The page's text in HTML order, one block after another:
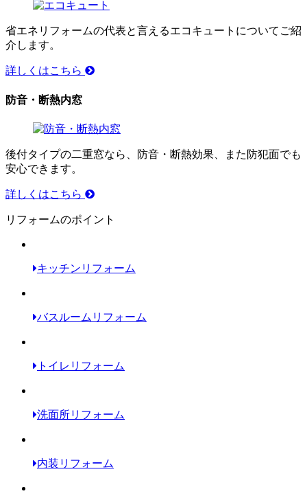
省エネリフォームの代表と言えるエコキュートについてご紹
介します。
詳しくはこちら
防音・断熱内窓
後付タイプの二重窓なら、防音・断熱効果、また防犯面でも
安心できます。
詳しくはこちら
リフォームのポイント
キッチンリフォーム
バスルームリフォーム
トイレリフォーム
洗面所リフォーム
内装リフォーム